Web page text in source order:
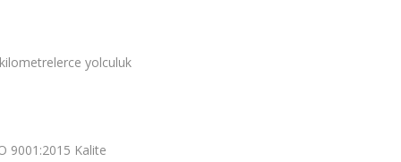
yolculuk
9001:2015 Kalite